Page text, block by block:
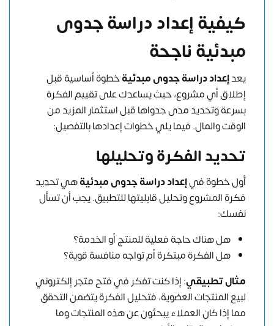
كيفية إعداد دراسة جدوى
مبدئية ناجحة
يعدإعداد دراسة جدوى مبدئيةخطوة أساسية قبل
إطلاق أي مشروع، حيث يساعدك على تقييم الفكرة
بسرعة وتحديد مدى جدواها قبل استثمار المزيد من
الوقت والمال. فيما يلي خطوات إعدادها بالتفصيل:
تحديد الفكرة وتحليلها
أول خطوة فيإعداد دراسة جدوى مبدئيةهي تحديد
فكرة المشروع وتحليل قابليتها للتطبيق. يجب أن تسأل
نفسك:
هل هناك حاجة فعلية للمنتج أو الخدمة؟
هل الفكرة مبتكرة أم تواجه منافسة قوية؟
مثال تطبيقي: إذا كنت تفكر في فتح متجر إلكتروني
لبيع المنتجات العضوية، فتحليل الفكرة يتضمن التحقق
مما إذا كان العملاء يبحثون عن هذه المنتجات وما